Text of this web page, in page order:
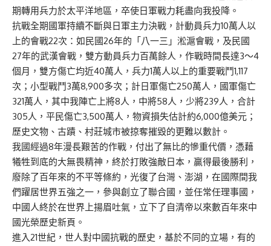
期轉用兵力於太平洋地區，卒使日軍戰力耗盡向我投降。
抗戰全期國軍持續不斷與日軍主力決戰，計動員兵力10萬人以
上的會戰22次：如民國26年的「八一三」淞滬會戰，及民國
27年的武漢會戰，雙方動員兵力百萬餘人，作戰時間長達3～4
個月，雙方傷亡均近40萬人，兵力1萬人以上的重要戰鬥1,117
次；小型戰鬥3萬8,900多次；計日軍傷亡250萬人，國軍傷亡
321萬人，其中我陣亡上將8人，中將58人，少將239人，合計
305人，平民傷亡3,500萬人，物資損失估計約6,000億美元；
歷史文物、古蹟、村莊城市被掠奪摧毀的更難以數計。
我國經過8年漫長艱苦的作戰，付出了無比的慘重代價，憑藉
犧牲到底的大無畏精神，終於打敗強敵日本，贏得最後勝利，
廢除了百年來的不平等條約，光復了台灣、澎湖，在國際間我
們躍居世界五強之一，參與創立了聯合國，並任常任理事國，
中國人終於在世界上揚眉吐氣，立下了自清帝以來數百年來中
國光榮歷史新頁。
進入21世紀，世人對中國抗戰的歷史，基於不同的立場，有的